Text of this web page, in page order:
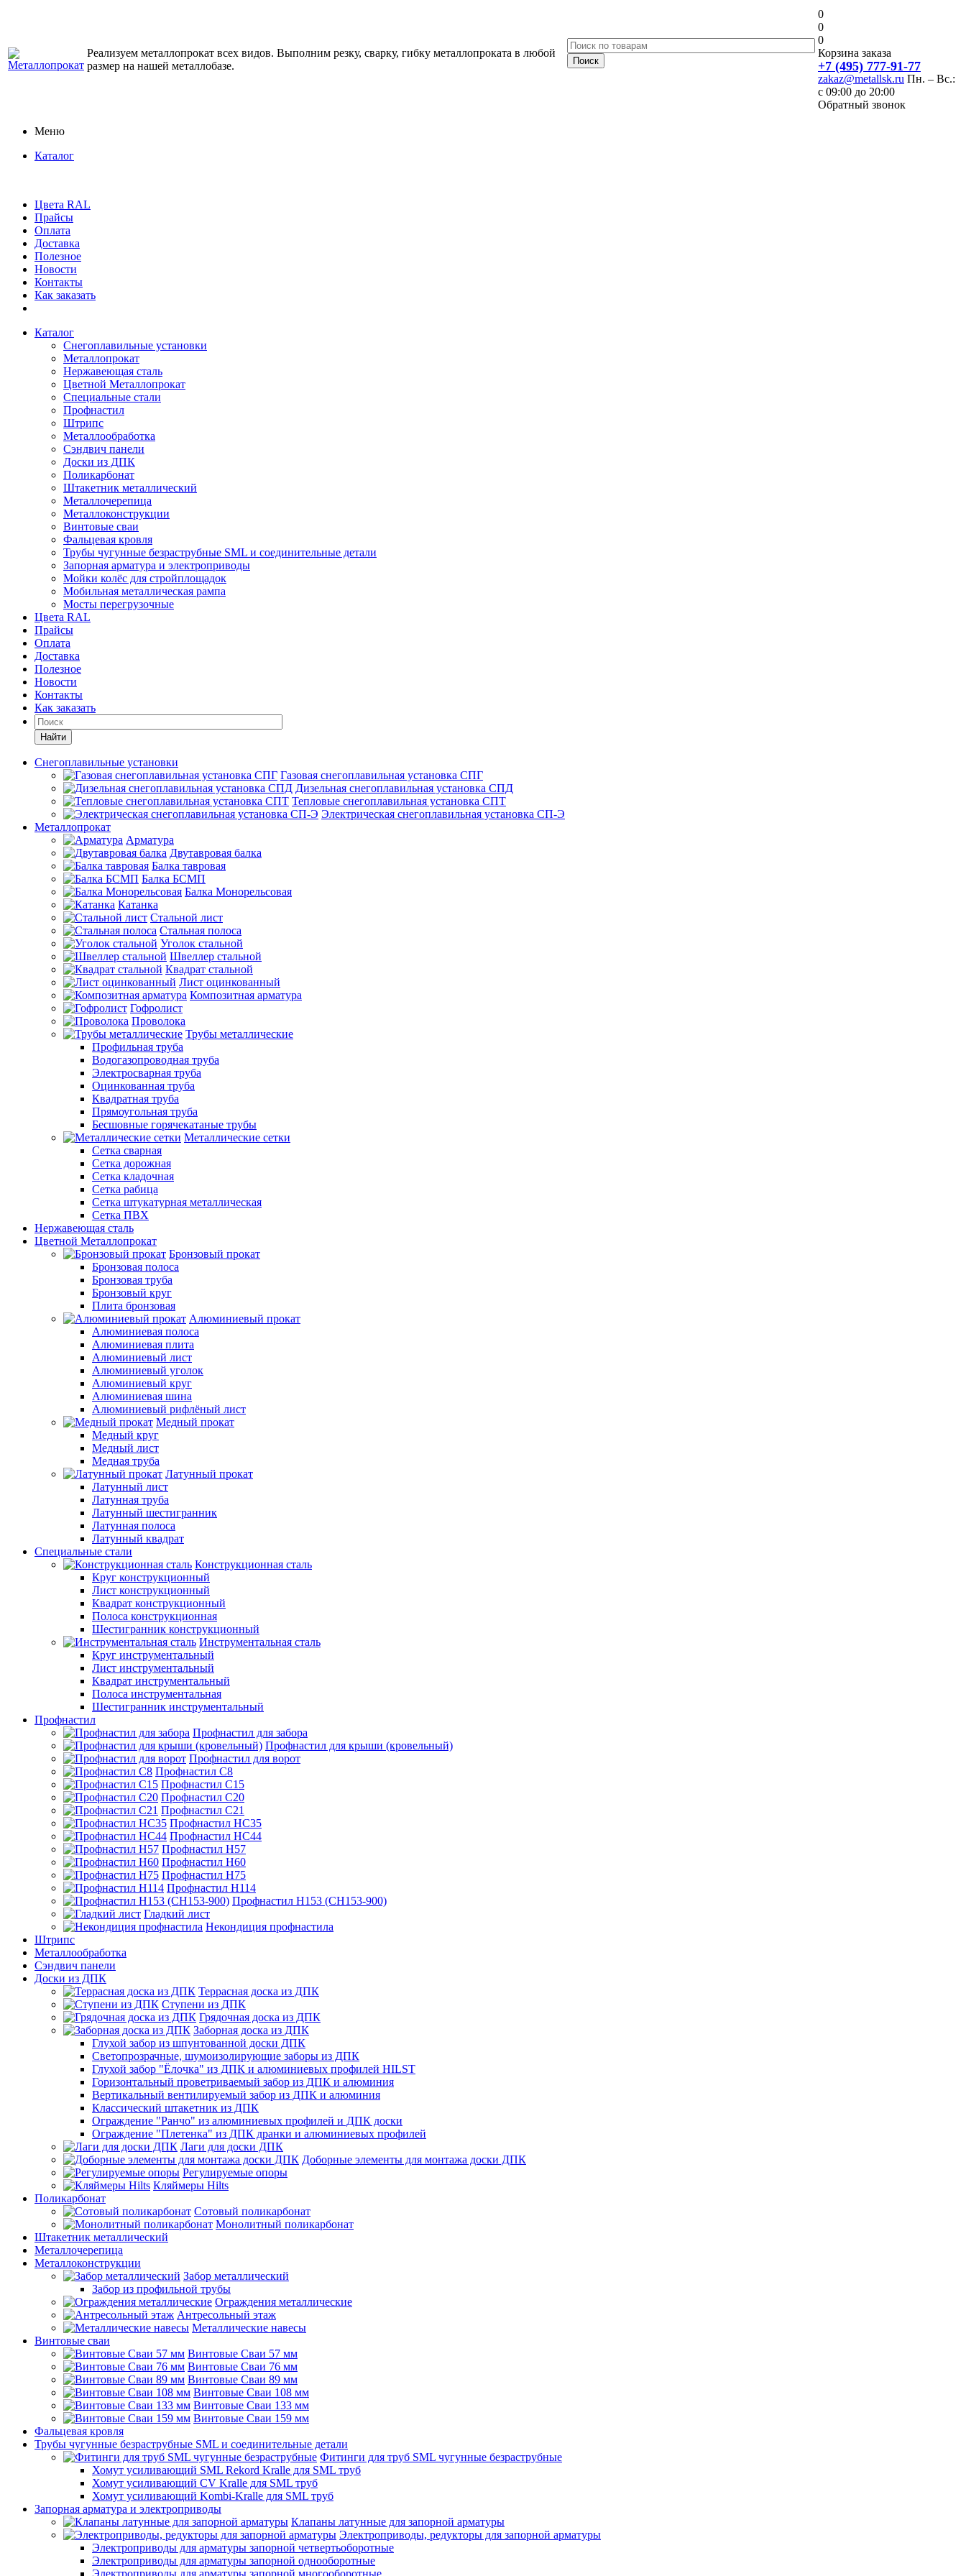
Реализуем металлопрокат всех видов. Выполним резку, сварку, гибку металлопроката в любой
размер на нашей металлобазе.
0
0
0
Корзина заказа
+7 (495) 777-91-77
zakaz@metallsk.ru Пн. – Вс.:
с 09:00 до 20:00
Обратный звонок
Меню
Каталог
Цвета RAL
Прайсы
Оплата
Доставка
Полезное
Новости
Контакты
Как заказать
Каталог
Снегоплавильные установки
Металлопрокат
Нержавеющая сталь
Цветной Металлопрокат
Специальные стали
Профнастил
Штрипс
Металлообработка
Сэндвич панели
Доски из ДПК
Поликарбонат
Штакетник металлический
Металлочерепица
Металлоконструкции
Винтовые сваи
Фальцевая кровля
Трубы чугунные безраструбные SML и соединительные детали
Запорная арматура и электроприводы
Мойки колёс для стройплощадок
Мобильная металлическая рампа
Мосты перегрузочные
Цвета RAL
Прайсы
Оплата
Доставка
Полезное
Новости
Контакты
Как заказать
Найти
Снегоплавильные установки
Газовая снегоплавильная установка СПГ
Дизельная снегоплавильная установка СПД
Тепловые снегоплавильная установка СПТ
Электрическая снегоплавильная установка СП-Э
Металлопрокат
Арматура
Двутавровая балка
Балка тавровая
Балка БСМП
Балка Монорельсовая
Катанка
Стальной лист
Стальная полоса
Уголок стальной
Швеллер стальной
Квадрат стальной
Лист оцинкованный
Композитная арматура
Гофролист
Проволока
Трубы металлические
Профильная труба
Водогазопроводная труба
Электросварная труба
Оцинкованная труба
Квадратная труба
Прямоугольная труба
Бесшовные горячекатаные трубы
Металлические сетки
Сетка сварная
Сетка дорожная
Сетка кладочная
Сетка рабица
Сетка штукатурная металлическая
Сетка ПВХ
Нержавеющая сталь
Цветной Металлопрокат
Бронзовый прокат
Бронзовая полоса
Бронзовая труба
Бронзовый круг
Плита бронзовая
Алюминиевый прокат
Алюминиевая полоса
Алюминиевая плита
Алюминиевый лист
Алюминиевый уголок
Алюминиевый круг
Алюминиевая шина
Алюминиевый рифлёный лист
Медный прокат
Медный круг
Медный лист
Медная труба
Латунный прокат
Латунный лист
Латунная труба
Латунный шестигранник
Латунная полоса
Латунный квадрат
Специальные стали
Конструкционная сталь
Круг конструкционный
Лист конструкционный
Квадрат конструкционный
Полоса конструкционная
Шестигранник конструкционный
Инструментальная сталь
Круг инструментальный
Лист инструментальный
Квадрат инструментальный
Полоса инструментальная
Шестигранник инструментальный
Профнастил
Профнастил для забора
Профнастил для крыши (кровельный)
Профнастил для ворот
Профнастил С8
Профнастил С15
Профнастил С20
Профнастил С21
Профнастил НС35
Профнастил НС44
Профнастил Н57
Профнастил Н60
Профнастил Н75
Профнастил Н114
Профнастил Н153 (СН153-900)
Гладкий лист
Некондиция профнастила
Штрипс
Металлообработка
Сэндвич панели
Доски из ДПК
Террасная доска из ДПК
Ступени из ДПК
Грядочная доска из ДПК
Заборная доска из ДПК
Глухой забор из шпунтованной доски ДПК
Светопрозрачные, шумоизолирующие заборы из ДПК
Глухой забор "Ёлочка" из ДПК и алюминиевых профилей HILST
Горизонтальный проветриваемый забор из ДПК и алюминия
Вертикальный вентилируемый забор из ДПК и алюминия
Классический штакетник из ДПК
Ограждение "Ранчо" из алюминиевых профилей и ДПК доски
Ограждение "Плетенка" из ДПК дранки и алюминиевых профилей
Лаги для доски ДПК
Доборные элементы для монтажа доски ДПК
Регулируемые опоры
Кляймеры Hilts
Поликарбонат
Сотовый поликарбонат
Монолитный поликарбонат
Штакетник металлический
Металлочерепица
Металлоконструкции
Забор металлический
Забор из профильной трубы
Ограждения металлические
Антресольный этаж
Металлические навесы
Винтовые сваи
Винтовые Сваи 57 мм
Винтовые Сваи 76 мм
Винтовые Сваи 89 мм
Винтовые Сваи 108 мм
Винтовые Сваи 133 мм
Винтовые Сваи 159 мм
Фальцевая кровля
Трубы чугунные безраструбные SML и соединительные детали
Фитинги для труб SML чугунные безраструбные
Хомут усиливающий SML Rekord Kralle для SML труб
Хомут усиливающий CV Kralle для SML труб
Хомут усиливающий Kombi-Kralle для SML труб
Запорная арматура и электроприводы
Клапаны латунные для запорной арматуры
Электроприводы, редукторы для запорной арматуры
Электроприводы для арматуры запорной четвертьоборотные
Электроприводы для арматуры запорной однооборотные
Электроприводы для арматуры запорной многооборотные